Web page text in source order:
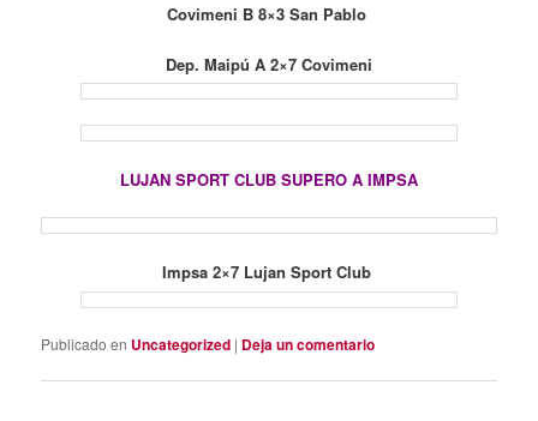
Covimeni B 8×3 San Pablo
Dep. Maipú A 2×7 Covimeni
LUJAN SPORT CLUB SUPERO A IMPSA
Impsa 2×7 Lujan Sport Club
Publicado en Uncategorized | Deja un comentario